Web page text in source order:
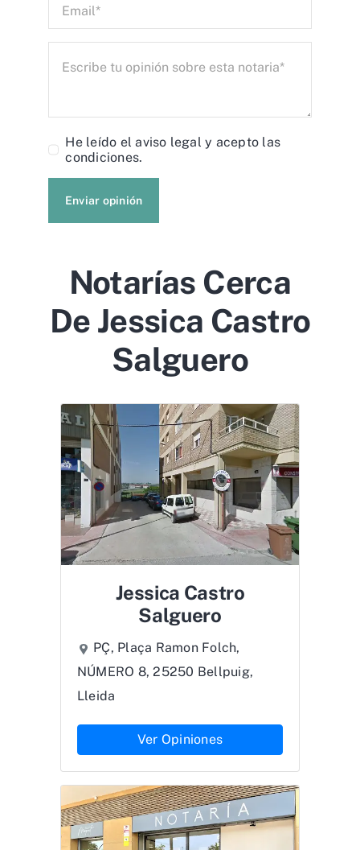
He leído elaviso legal y acepto las
condiciones.
Enviar opinión
Notarías Cerca
De Jessica Castro
Salguero
Jessica Castro
Salguero
PÇ, Plaça Ramon Folch,
NÚMERO 8, 25250 Bellpuig,
Lleida
Ver Opiniones